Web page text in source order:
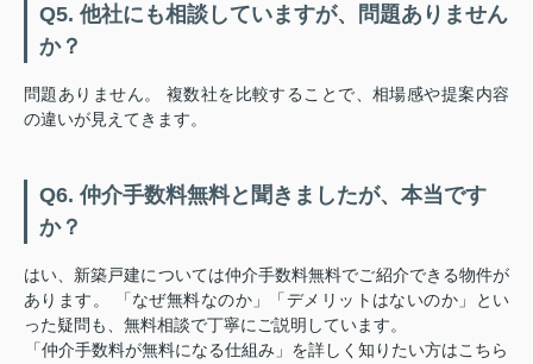
Q5. 他社にも相談していますが、問題ありません
か？
問題ありません。 複数社を比較することで、相場感や提案内容
の違いが見えてきます。
Q6. 仲介手数料無料と聞きましたが、本当です
か？
はい、新築戸建については仲介手数料無料でご紹介できる物件が
あります。 「なぜ無料なのか」「デメリットはないのか」とい
った疑問も、無料相談で丁寧にご説明しています。
「仲介手数料が無料になる仕組み」を詳しく知りたい方はこちら